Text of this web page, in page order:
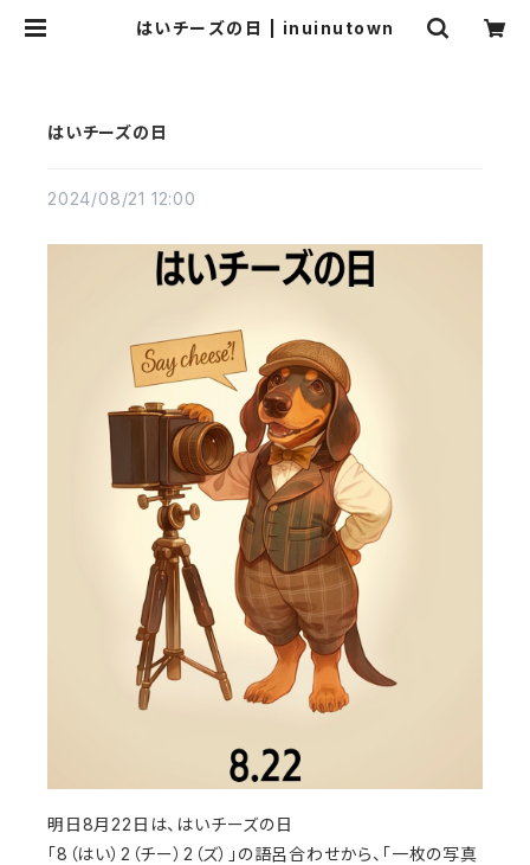
はいチーズの日 | inuinutown
はいチーズの日
2024/08/21 12:00
明日8月22日は、はいチーズの日
「8（はい）2（チー）2（ズ）」の語呂合わせから、「一枚の写真